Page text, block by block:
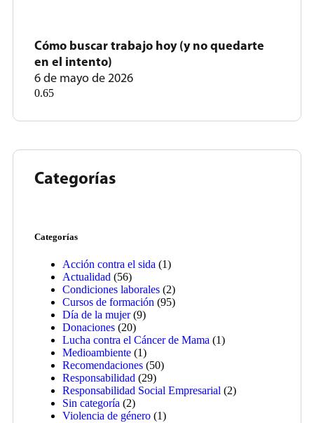
Cómo buscar trabajo hoy (y no quedarte
en el intento)
6 de mayo de 2026
Categorías
Categorías
Acción contra el sida (1)
Actualidad (56)
Condiciones laborales (2)
Cursos de formación (95)
Día de la mujer(9)
Donaciones (20)
Lucha contra el Cáncer de Mama (1)
Medioambiente (1)
Recomendaciones (50)
Responsabilidad (29)
Responsabilidad Social Empresarial (2)
Sin categoría (2)
Violencia de género (1)